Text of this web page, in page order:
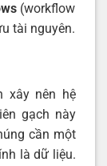
(workflow
tài nguyên.
xây nên hệ
gạch này
cần một
là dữ liệu.